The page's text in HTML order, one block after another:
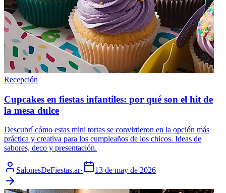
Recepción
Cupcakes en fiestas infantiles: por qué son el hit de
la mesa dulce
Descubrí cómo estas mini tortas se convirtieron en la opción más
práctica y creativa para los cumpleaños de los chicos. Ideas de
sabores, deco y presentación.
SalonesDeFiestas.ar· 13 de may de 2026